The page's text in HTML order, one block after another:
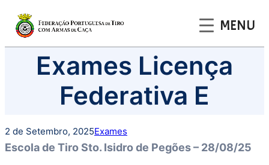
MENU
Exames Licença
Federativa E
2 de Setembro, 2025Exames
Escola de Tiro Sto. Isidro de Pegões – 28/08/25